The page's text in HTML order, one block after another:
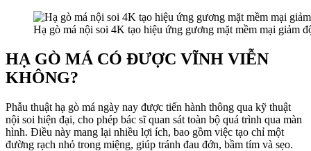
Hạ gò má nội soi 4K tạo hiệu ứng gương mặt mềm mại giảm
HẠ GÒ MÁ CÓ ĐƯỢC VĨNH VIỄN
KHÔNG?
Phẫu thuật hạ gò má ngày nay được tiến hành thông qua kỹ thuật
nội soi hiện đại, cho phép bác sĩ quan sát toàn bộ quá trình qua màn
hình. Điều này mang lại nhiều lợi ích, bao gồm việc tạo chỉ một
đường rạch nhỏ trong miệng, giúp tránh đau đớn, bầm tím và sẹo.